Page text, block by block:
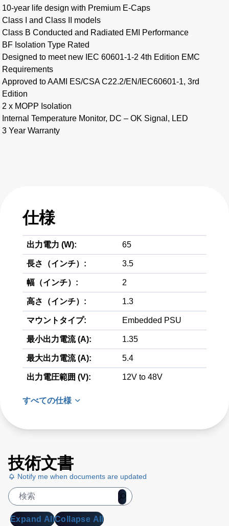
10-year life design with Premium E-Caps
Class I and Class II models
Class B Conducted and Radiated EMI Performance
BF Isolation Type Rated
Designed to meet new IEC 60601-1-2 4th Edition EMC
Requirements
Approved to AAMI ES/CSA C22.2/EN/IEC60601-1, 3rd
Edition
2 x MOPP Isolation
Internal Temperature Monitor, DC – OK Signal, LED
3 Year Warranty
仕様
出力電力 (W): 65
長さ（インチ）: 3.5
幅（インチ）: 2
高さ（インチ）: 1.3
マウントタイプ: Embedded PSU
最小出力電流 (A): 1.35
最大出力電流 (A): 5.4
出力電圧範囲 (V): 12V to 48V
すべての仕様
技術文書
Notify me when documents are updated
Expand AllCollapse All